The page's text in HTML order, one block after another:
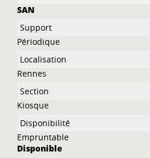
SAN
Périodique
Rennes
Kiosque
Empruntable
Disponible